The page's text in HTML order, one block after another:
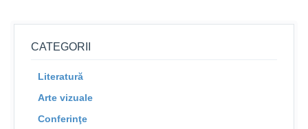
CATEGORII
Literatură
Arte vizuale
Conferinţe